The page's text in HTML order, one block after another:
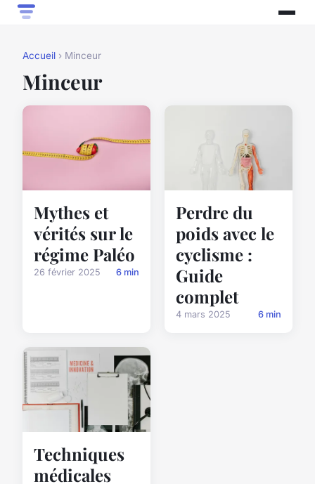
Accueil › Minceur
Minceur
Mythes et
vérités sur le
régime Paléo
26 février 2025 6 min
Perdre du
poids avec le
cyclisme :
Guide
complet
4 mars 2025 6 min
Techniques
médicales